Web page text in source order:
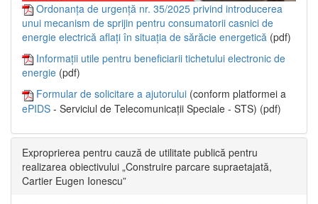
Ordonanța de urgență nr. 35/2025 privind introducerea
unui mecanism de sprijin pentru consumatorii casnici de
energie electrică aflați în situația de sărăcie energetică (pdf)
Informații utile pentru beneficiarii tichetului electronic de
energie (pdf)
Formular de solicitare a ajutorului (conform platformei a
ePIDS - Serviciul de Telecomunicații Speciale - STS) (pdf)
Exproprierea pentru cauză de utilitate publică pentru
realizarea obiectivului „Construire parcare supraetajată,
Cartier Eugen Ionescu”